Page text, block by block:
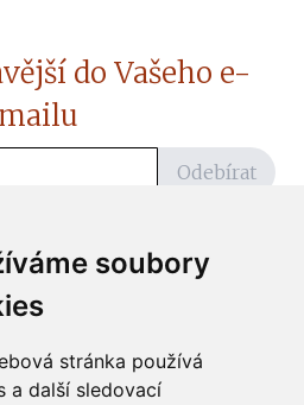
soubory
stránka používá
a další sledovací
do Vašeho e-
mailu
Odebírat
zpráv ze ČtiDoma.cz do mé e-